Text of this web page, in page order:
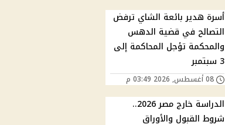
أسرة هدير بائعة الشاي ترفض
التصالح في قضية الدهس
والمحكمة تؤجل المحاكمة إلى
3 سبتمبر
08 أغسطس, 2026 03:49 م
الدراسة خارج مصر 2026..
شروط القبول والأوراق